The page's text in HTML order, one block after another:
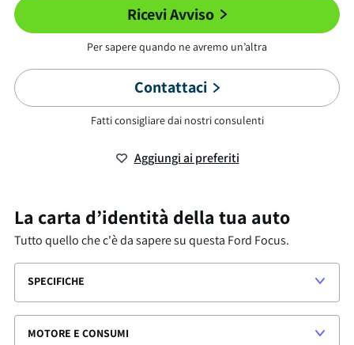
Ricevi Avviso
Per sapere quando ne avremo un’altra
Contattaci
Fatti consigliare dai nostri consulenti
Aggiungi ai preferiti
La carta d’identità della tua auto
Tutto quello che c'è da sapere su questa Ford Focus.
SPECIFICHE
MOTORE E CONSUMI